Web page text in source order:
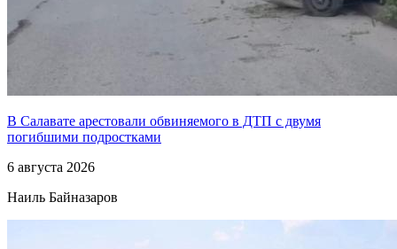
В Салавате арестовали обвиняемого в ДТП с двумя
погибшими подростками
6 августа 2026
Наиль Байназаров